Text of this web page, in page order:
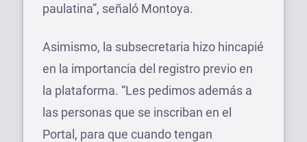
paulatina”, señaló Montoya.
Asimismo, la subsecretaria hizo hincapié
en la importancia del registro previo en
la plataforma. “Les pedimos además a
las personas que se inscriban en el
Portal, para que cuando tengan